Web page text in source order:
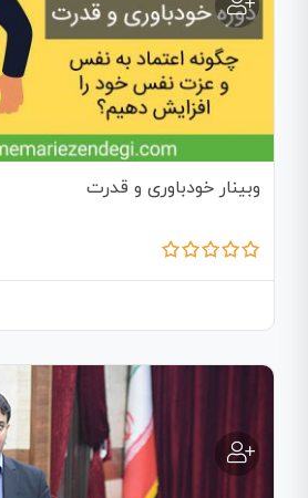
وبینار خودباوری و قدرت